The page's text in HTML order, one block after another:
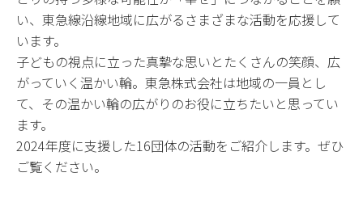
い、東急線沿線地域に広がるさまざまな活動を応援して
います。
子どもの視点に立った真摯な思いとたくさんの笑顔、広
がっていく温かい輪。東急株式会社は地域の一員とし
て、その温かい輪の広がりのお役に立ちたいと思ってい
ます。
2024年度に支援した16団体の活動をご紹介します。ぜひ
ご覧ください。